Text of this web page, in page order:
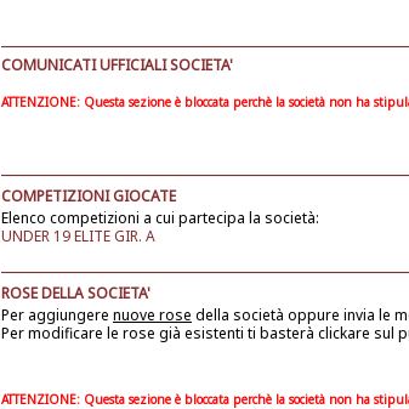
COMUNICATI UFFICIALI SOCIETA'
ATTENZIONE: Questa sezione è bloccata perchè la società non ha
COMPETIZIONI GIOCATE
Elenco competizioni a cui partecipa la società:
UNDER 19 ELITE GIR. A
ROSE DELLA SOCIETA'
Per aggiungere nuove rose della società oppure invia le
Per modificare le rose già esistenti ti basterà clickare sul
ATTENZIONE: Questa sezione è bloccata perchè la società non ha